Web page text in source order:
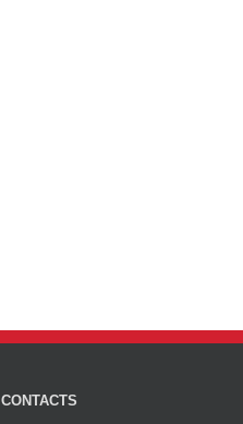
CONTACTS